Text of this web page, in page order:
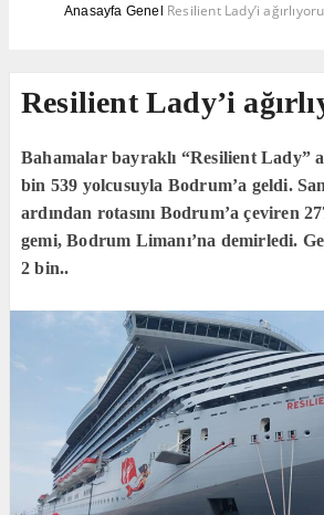
Anasayfa Genel Resilient Lady’i
Resilient Lady’i
Bahamalar bayraklı “Resilient Lady”
bin 539 yolcusuyla Bodrum’a geldi.
ardından rotasını Bodrum’a çeviren
gemi, Bodrum Limanı’na demirledi.
2 bin..